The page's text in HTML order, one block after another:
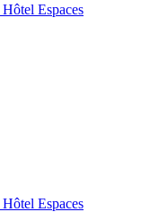
Hôtel Espaces
Hôtel Espaces